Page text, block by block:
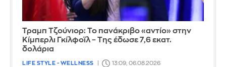
Τραμπ Τζούνιορ: Το πανάκριβο «αντίο» στην
Κίμπερλι Γκίλφοϊλ – Της έδωσε 7,6 εκατ.
δολάρια
LIFE STYLE - WELLNESS 13:09, 06.08.2026